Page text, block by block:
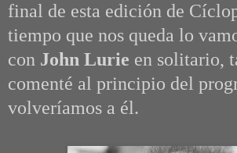
final de esta edición de
tiempo que nos queda lo
con John Lurie en solitario,
comenté al principio del
volveríamos a él.